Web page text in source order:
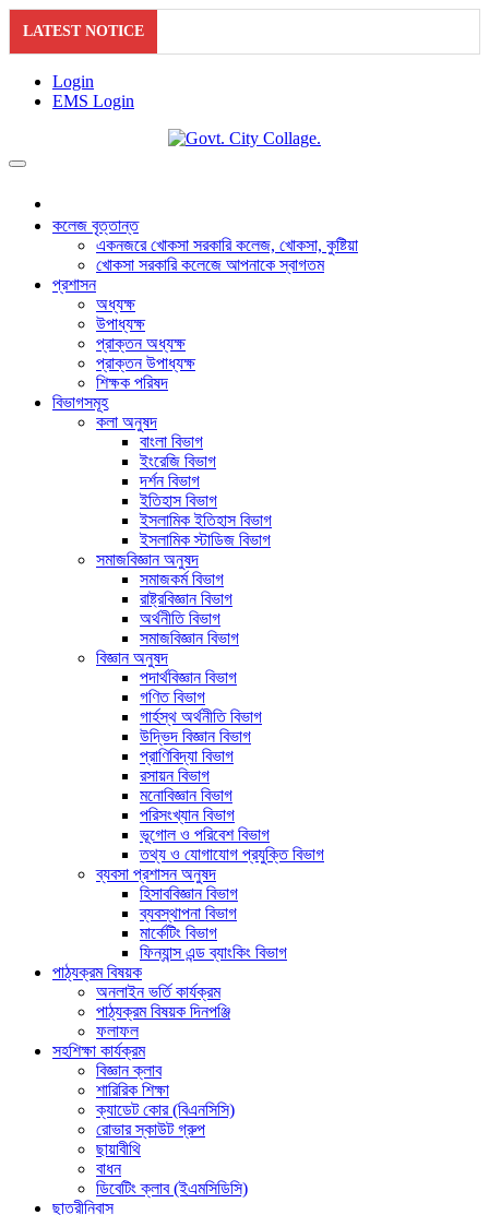
LATEST NOTICE
Login
EMS Login
কলেজ বৃত্তান্ত
একনজরে খোকসা সরকারি কলেজ, খোকসা, কুষ্টিয়া
খোকসা সরকারি কলেজে আপনাকে স্বাগতম
প্রশাসন
অধ্যক্ষ
উপাধ্যক্ষ
প্রাক্তন অধ্যক্ষ
প্রাক্তন উপাধ্যক্ষ
শিক্ষক পরিষদ
বিভাগসমূহ
কলা অনুষদ
বাংলা বিভাগ
ইংরেজি বিভাগ
দর্শন বিভাগ
ইতিহাস বিভাগ
ইসলামিক ইতিহাস বিভাগ
ইসলামিক স্টাডিজ বিভাগ
সমাজবিজ্ঞান অনুষদ
সমাজকর্ম বিভাগ
রাষ্ট্রবিজ্ঞান বিভাগ
অর্থনীতি বিভাগ
সমাজবিজ্ঞান বিভাগ
বিজ্ঞান অনুষদ
পদার্থবিজ্ঞান বিভাগ
গণিত বিভাগ
গার্হস্থ অর্থনীতি বিভাগ
উদ্ভিদ বিজ্ঞান বিভাগ
প্রাণিবিদ্যা বিভাগ
রসায়ন বিভাগ
মনোবিজ্ঞান বিভাগ
পরিসংখ্যান বিভাগ
ভূগোল ও পরিবেশ বিভাগ
তথ্য ও যোগাযোগ প্রযুক্তি বিভাগ
ব্যবসা প্রশাসন অনুষদ
হিসাববিজ্ঞান বিভাগ
ব্যবস্থাপনা বিভাগ
মার্কেটিং বিভাগ
ফিন্যান্স এন্ড ব্যাংকিং বিভাগ
পাঠ্যক্রম বিষয়ক
অনলাইন ভর্তি কার্যক্রম
পাঠ্যক্রম বিষয়ক দিনপঞ্জি
ফলাফল
সহশিক্ষা কার্যক্রম
বিজ্ঞান ক্লাব
শারিরিক শিক্ষা
ক্যাডেট কোর (বিএনসিসি)
রোভার স্কাউট গ্রুপ
ছায়াবীথি
বাধন
ডিবেটিং ক্লাব (ইএমসিডিসি)
ছাত্রীনিবাস